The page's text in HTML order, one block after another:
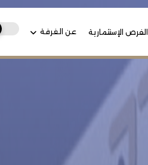
الفرص الإستثمارية عن الغرفة